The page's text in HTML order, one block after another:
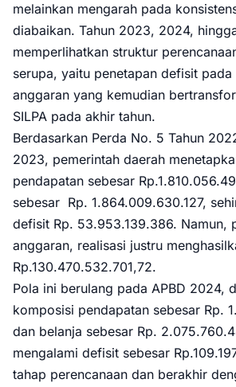
melainkan mengarah pada
diabaikan. Tahun 2023, 2024,
memperlihatkan struktur
serupa, yaitu penetapan defisit pada
anggaran yang kemudian
SILPA pada akhir tahun.
Berdasarkan Perda No. 5 Tahun
2023, pemerintah daerah
pendapatan sebesar
sebesar Rp. 1.864.009.630.127,
defisit Rp. 53.953.139.386. Namun,
anggaran, realisasi justru
Rp.130.470.532.701,72.
Pola ini berulang pada APBD 2024,
komposisi pendapatan sebesar Rp.
dan belanja sebesar Rp.
mengalami defisit sebesar
tahap perencanaan dan berakhir